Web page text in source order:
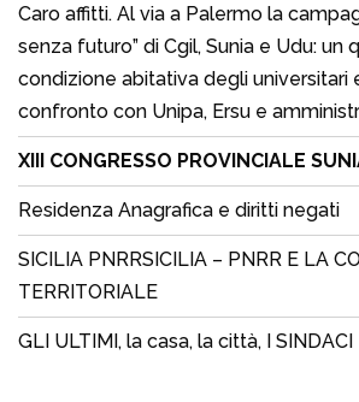
Caro affitti. Al via a Palermo la
senza futuro” di Cgil, Sunia e Udu: un
condizione abitativa degli universitari
confronto con Unipa, Ersu e
XIII CONGRESSO PROVINCIALE
Residenza Anagrafica e diritti negati
SICILIA PNRRSICILIA – PNRR E LA
TERRITORIALE
GLI ULTIMI, la casa, la città, I SINDACI